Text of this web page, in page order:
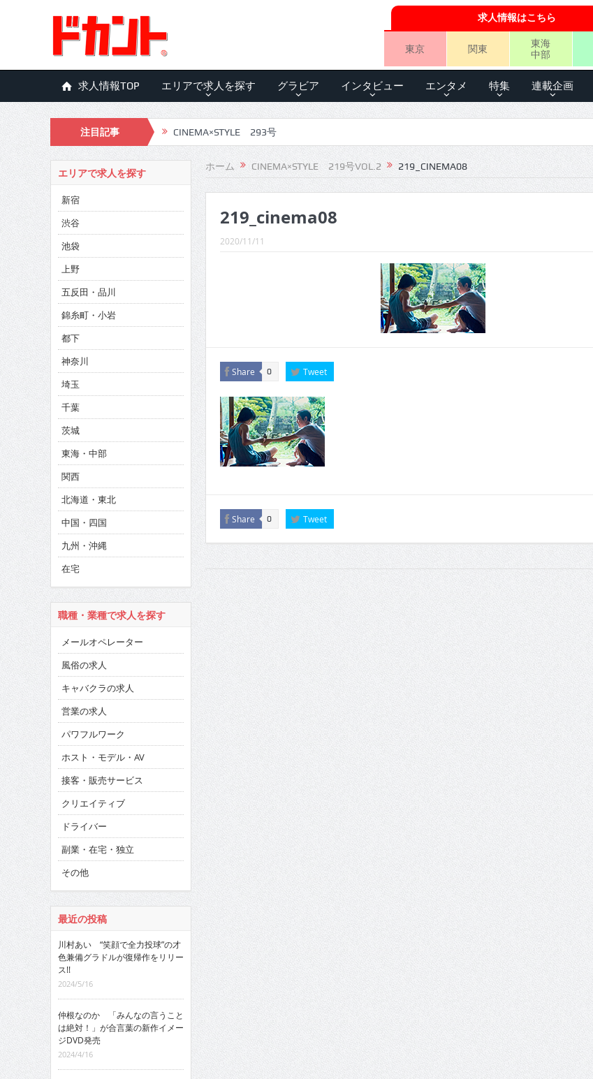
求人情報はこちら
東京 関東
東海
中部
求人情報TOP エリアで求人を探す グラビア インタビュー エンタメ 特集 連載企画
注目記事 CINEMA×STYLE 293号
CINEMA×STYLE 292号
CINEMA×STYLE 291号
CINEMA×STYLE 290号
CINEMA×STYLE 289号
CINEMA×STYLE 288号
CINEMA×STYLE 286号
CINEMA×STYLE 285号
CINEMA×STYLE 294号
ホーム CINEMA×STYLE 219号VOL.2 219_CINEMA08
219_cinema08
2020/11/11
Share 0 Tweet
Share 0 Tweet
エリアで求人を探す
新宿
渋谷
池袋
上野
五反田・品川
錦糸町・小岩
都下
神奈川
埼玉
千葉
茨城
東海・中部
関西
北海道・東北
中国・四国
九州・沖縄
在宅
職種・業種で求人を探す
メールオペレーター
風俗の求人
キャバクラの求人
営業の求人
パワフルワーク
ホスト・モデル・AV
接客・販売サービス
クリエイティブ
ドライバー
副業・在宅・独立
その他
最近の投稿
川村あい “笑顔で全力投球”の才
色兼備グラドルが復帰作をリリー
ス!!
2024/5/16
仲根なのか 「みんなの言うこと
は絶対！」が合言葉の新作イメー
ジDVD発売
2024/4/16